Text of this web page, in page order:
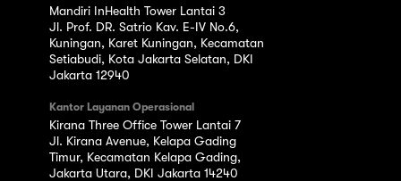
Mandiri InHealth Tower Lantai 3
Jl. Prof. DR. Satrio Kav. E-IV No.6,
Kuningan, Karet Kuningan, Kecamatan
Setiabudi, Kota Jakarta Selatan, DKI
Jakarta 12940
Kantor Layanan Operasional
Kirana Three Office Tower Lantai 7
Jl. Kirana Avenue, Kelapa Gading
Timur, Kecamatan Kelapa Gading,
Jakarta Utara, DKI Jakarta 14240